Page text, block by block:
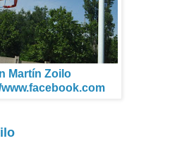
Martín Zoilo